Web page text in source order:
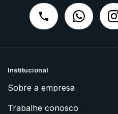
Institucional
Sobre a empresa
Trabalhe conosco